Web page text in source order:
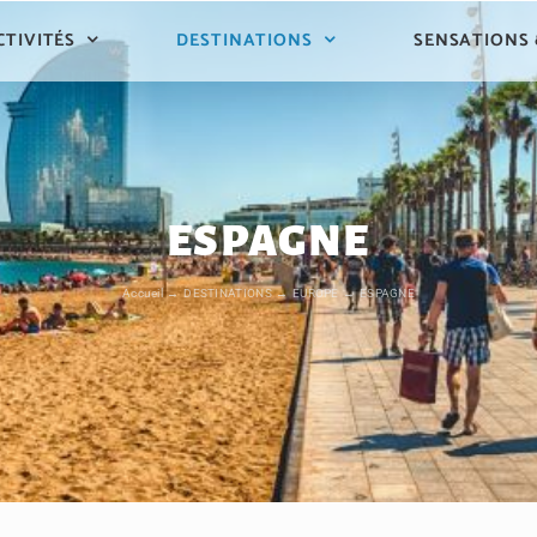
DESTINATIONS SENSATIONS
ESPAGNE
Accueil DESTINATIONS EUROPE ESPAGNE